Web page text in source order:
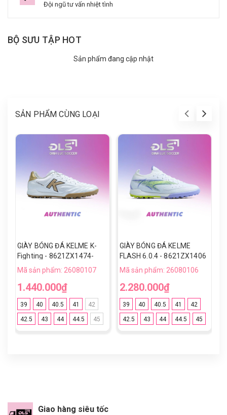
Đội ngũ tư vấn nhiệt tình
BỘ SƯU TẬP HOT
Sản phẩm đang cập nhật
SẢN PHẨM CÙNG LOẠI
GIÀY BÓNG ĐÁ KELME K-
Fighting - 8621ZX1474-
123 - White/Golden ĐINH TF
Mã sản phẩm: 26080107
1.440.000₫
39 40 40.5 41 42
42.5 43 44 44.5 45
GIÀY BÓNG ĐÁ KELME
FLASH 6.0.4 - 8621ZX1406
- 118 - White/Purple Đinh
Mã sản phẩm: 26080106
2.280.000₫
39 40 40.5 41 42
42.5 43 44 44.5 45
Giao hàng siêu tốc